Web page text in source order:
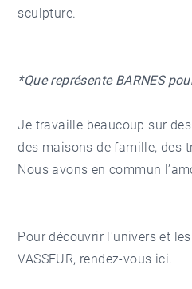
sculpture.
*Que représente BARNES
Je travaille beaucoup sur
des maisons de famille, des
Nous avons en commun
Pour découvrir l'univers et
VASSEUR, rendez-vous ici.